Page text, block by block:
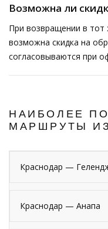
Возможна ли
При возвращении в
возможна скидка на
согласовываются при
НАИБОЛЕЕ
МАРШРУТЫ
Краснодар —
Краснодар — Анапа